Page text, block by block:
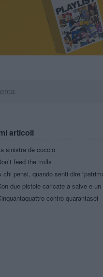
articoli
sinistra de coccio
feed the trolls
chi pensi, quando senti dire
due pistole caricate a salve e
contro quarantasei